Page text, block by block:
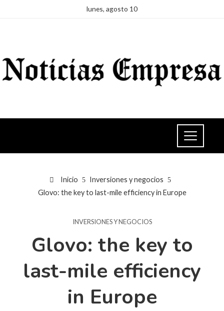
lunes, agosto 10
Inicio
Inversiones y negocios
Glovo: the key to last-mile efficiency in Europe
INVERSIONES Y NEGOCIOS
Glovo: the key to
last-mile efficiency
in Europe